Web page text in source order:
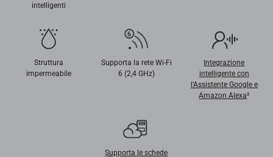
intelligenti
Struttura
impermeabile
Supporta la rete Wi-Fi
6 (2,4 GHz)
Integrazione
intelligente con
l'Assistente Google e
Amazon Alexa²
Supporta le schede